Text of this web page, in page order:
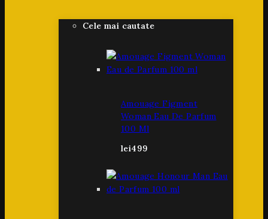
Cele mai cautate
Amouage Figment
Woman Eau De Parfum
100 Ml
lei499